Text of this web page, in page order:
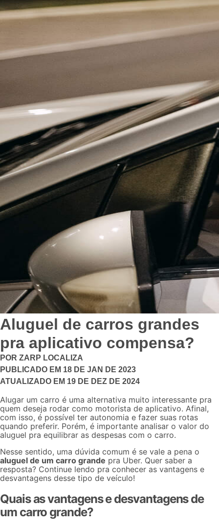
Aluguel de carros grandes
pra aplicativo compensa?
POR ZARP LOCALIZA
PUBLICADO EM 18 DE JAN DE 2023
ATUALIZADO EM 19 DE DEZ DE 2024
Alugar um carro é uma alternativa muito interessante pra
quem deseja rodar como motorista de aplicativo. Afinal,
com isso, é possível ter autonomia e fazer suas rotas
quando preferir. Porém, é importante analisar o valor do
aluguel pra equilibrar as despesas com o carro.
Nesse sentido, uma dúvida comum é se vale a pena o
aluguel de um carro grande pra Uber. Quer saber a
resposta? Continue lendo pra conhecer as vantagens e
desvantagens desse tipo de veículo!
Quais as vantagens e desvantagens de
um carro grande?